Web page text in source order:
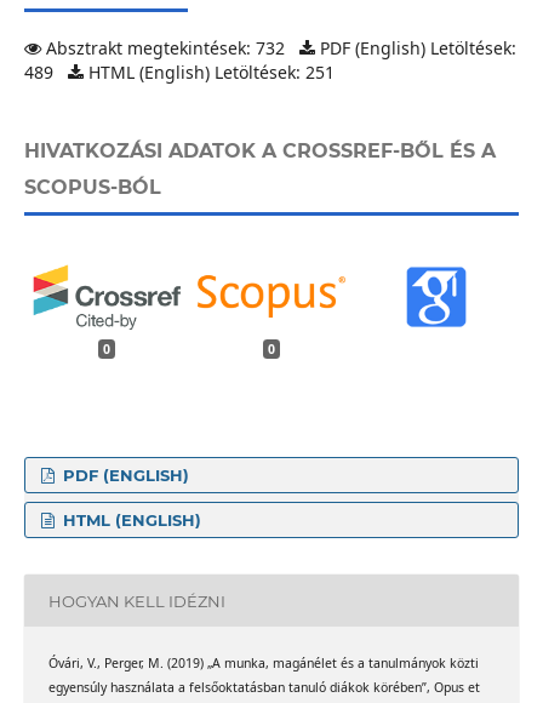
Absztrakt megtekintések: 732
PDF (English) Letöltések:
489
HTML (English) Letöltések: 251
HIVATKOZÁSI ADATOK A CROSSREF-BŐL ÉS A
SCOPUS-BÓL
0 0
PDF (ENGLISH)
HTML (ENGLISH)
HOGYAN KELL IDÉZNI
Óvári, V., Perger, M. (2019) „A munka, magánélet és a tanulmányok közti
egyensúly használata a felsőoktatásban tanuló diákok körében”, Opus et